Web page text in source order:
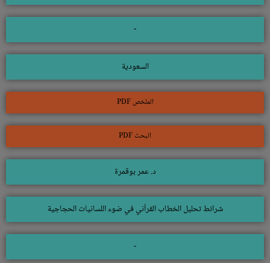
-
السعودية
الملخص PDF
البحث PDF
د. عمر بوقمرة
شرائط تحليل الخطاب القرآني في ضوء اللسانيات الحجاجية
-